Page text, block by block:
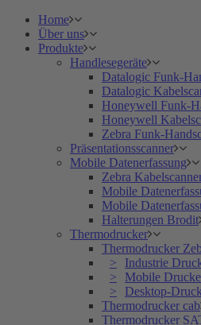
Home
Über uns
Produkte
Handlesegeräte
Datalogic Funk-
Datalogic
Honeywell Funk-
Honeywell
Zebra Funk-
Präsentationsscanner
Mobile Datenerfassung
Zebra
Mobile
Mobile
Halterungen Brodit
Thermodrucker
Thermodrucker
Industrie
Mobile
Desktop-
Thermodrucker cab
Thermodrucker